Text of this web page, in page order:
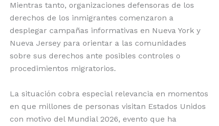
Mientras tanto, organizaciones defensoras de los
derechos de los inmigrantes comenzaron a
desplegar campañas informativas en Nueva York y
Nueva Jersey para orientar a las comunidades
sobre sus derechos ante posibles controles o
procedimientos migratorios.
La situación cobra especial relevancia en momentos
en que millones de personas visitan Estados Unidos
con motivo del Mundial 2026, evento que ha